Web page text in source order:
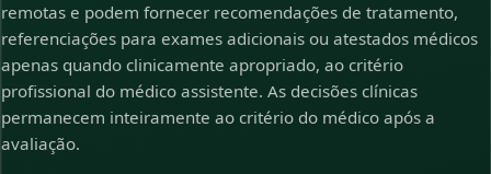
remotas e podem fornecer recomendações de tratamento,
referenciações para exames adicionais ou atestados médicos
apenas quando clinicamente apropriado, ao critério
profissional do médico assistente. As decisões clínicas
permanecem inteiramente ao critério do médico após a
avaliação.